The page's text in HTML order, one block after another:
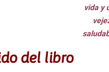
vida y
del libro